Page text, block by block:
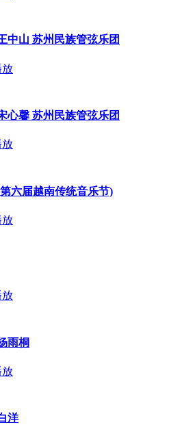
中山 苏州民族管弦乐团
放
心馨 苏州民族管弦乐团
放
六届越南传统音乐节)
放
放
雨桐
放
洋